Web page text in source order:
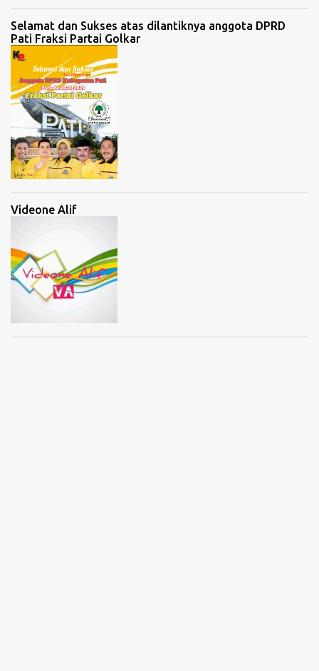
Selamat dan Sukses atas dilantiknya anggota DPRD
Pati Fraksi Partai Golkar
Videone Alif